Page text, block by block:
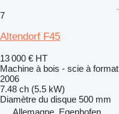
7
Altendorf F45
13 000 € HT
Machine à bois - scie à format
2006
7.48 ch (5.5 kW)
Diamètre du disque 500 mm
Allemagne, Egenhofen